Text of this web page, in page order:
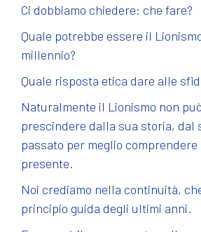
Ci dobbiamo chiedere: che fare?
Quale potrebbe essere il
millennio?
Quale risposta etica dare alle
Naturalmente il Lionismo non
prescindere dalla sua storia, dal
passato per meglio
presente.
Noi crediamo nella continuità,
principio guida degli ultimi anni.